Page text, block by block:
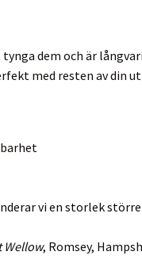
dem och är
med resten av din
vi en storlek
Wellow, Romsey,